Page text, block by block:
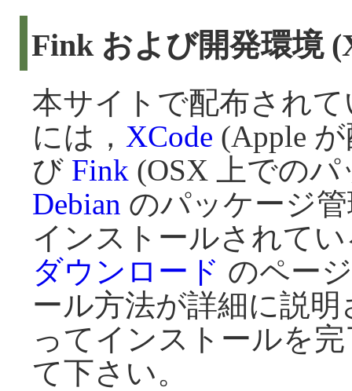
Fink および開発環境
本サイトで配布され
には， XCode (Apple
び Fink (OSX 上での
Debian のパッケージ
インストールされて
ダウンロード のペー
ール方法が詳細に説
ってインストールを
て下さい。